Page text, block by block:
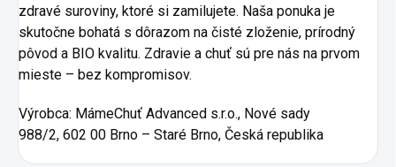
zdravé suroviny, ktoré si zamilujete. Naša ponuka je
skutočne bohatá s dôrazom na čisté zloženie, prírodný
pôvod a BIO kvalitu. Zdravie a chuť sú pre nás na prvom
mieste – bez kompromisov.
Výrobca: MámeChuť Advanced s.r.o., Nové sady
988/2, 602 00 Brno – Staré Brno, Česká republika